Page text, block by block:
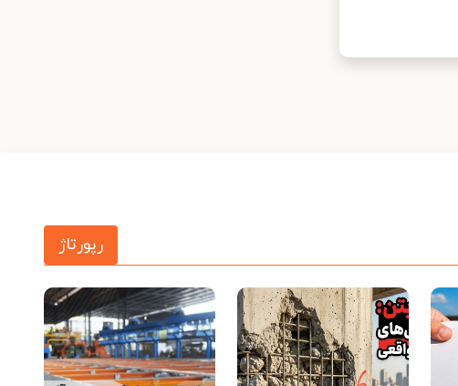
رپورتاژ